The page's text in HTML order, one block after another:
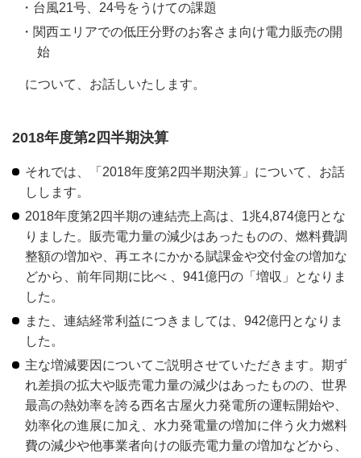
台風21号、24号をうけての課題
関西エリアでの低圧分野のお客さま向け電力販売の開
始
について、お話しいたします。
2018年度第2四半期決算
それでは、「2018年度第2四半期決算」について、お話
しします。
2018年度第2四半期の連結売上高は、1兆4,874億円とな
りました。販売電力量の減少はあったものの、燃料費調
整額の増加や、再エネにかかる賦課金や交付金の増加な
どから、前年同期に比べ 、941億円の「増収」となりま
した。
また、連結経常利益につきましては、942億円となりま
した。
主な増減要因についてご説明させていただきます。期ず
れ差損の拡大や販売電力量の減少はあったものの、世界
最高の熱効率を誇る西名古屋火力発電所の運転開始や、
効率化の進展に加え、水力発電量の増加に伴う火力燃料
費の減少や他事業者向けの販売電力量の増加などから、